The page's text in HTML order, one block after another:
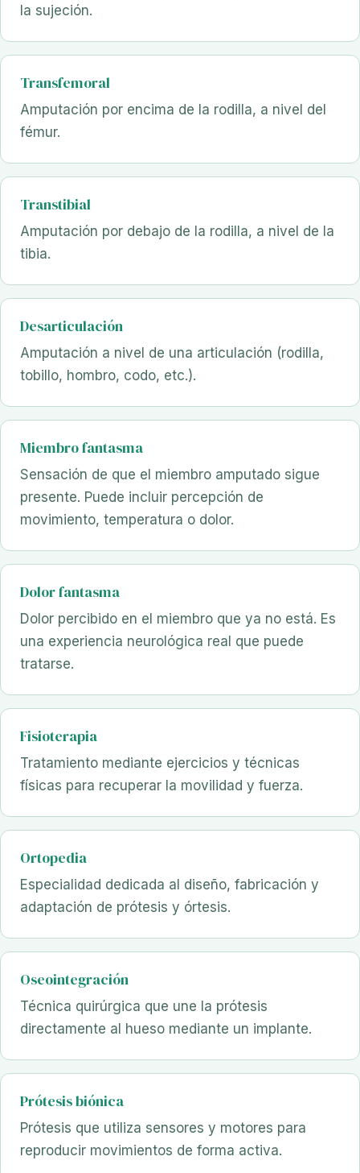
la sujeción.
Transfemoral
Amputación por encima de la rodilla, a nivel del
fémur.
Transtibial
Amputación por debajo de la rodilla, a nivel de la
tibia.
Desarticulación
Amputación a nivel de una articulación (rodilla,
tobillo, hombro, codo, etc.).
Miembro fantasma
Sensación de que el miembro amputado sigue
presente. Puede incluir percepción de
movimiento, temperatura o dolor.
Dolor fantasma
Dolor percibido en el miembro que ya no está. Es
una experiencia neurológica real que puede
tratarse.
Fisioterapia
Tratamiento mediante ejercicios y técnicas
físicas para recuperar la movilidad y fuerza.
Ortopedia
Especialidad dedicada al diseño, fabricación y
adaptación de prótesis y órtesis.
Oseointegración
Técnica quirúrgica que une la prótesis
directamente al hueso mediante un implante.
Prótesis biónica
Prótesis que utiliza sensores y motores para
reproducir movimientos de forma activa.